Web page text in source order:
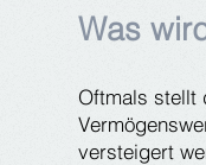
Was
Oftmals stellt
versteigert